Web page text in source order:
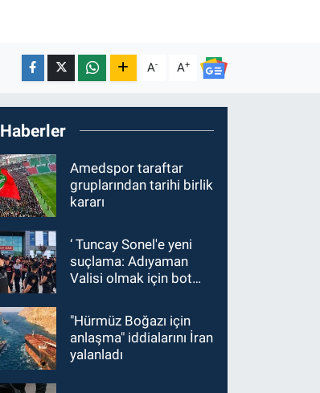
A- A+
Amedspor taraftar
gruplarından tarihi birlik
kararı
‘ Tuncay Sonel'e yeni
suçlama: Adıyaman
Valisi olmak için bot
"Hürmüz Boğazı için
anlaşma" iddialarını İran
yalanladı